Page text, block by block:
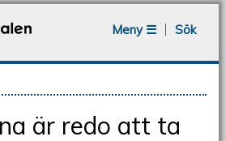
Meny ☰
Sök
är redo att ta